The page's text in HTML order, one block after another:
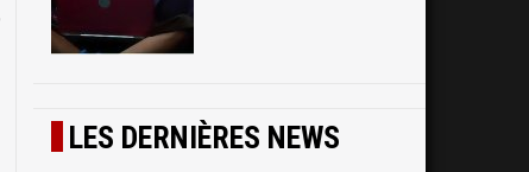
LES DERNIÈRES NEWS